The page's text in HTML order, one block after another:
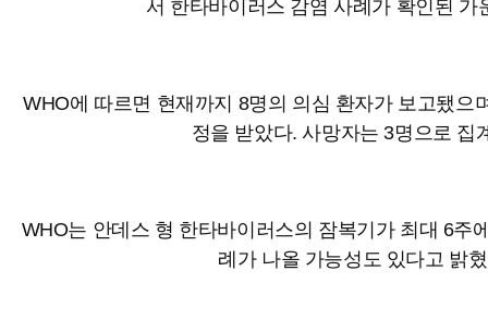
서 한타바이러스 감염 사례가 확인된 가
WHO에 따르면 현재까지 8명의 의심 환자가 보고됐으
정을 받았다. 사망자는 3명으로 집
WHO는 안데스 형 한타바이러스의 잠복기가 최대 6주
례가 나올 가능성도 있다고 밝